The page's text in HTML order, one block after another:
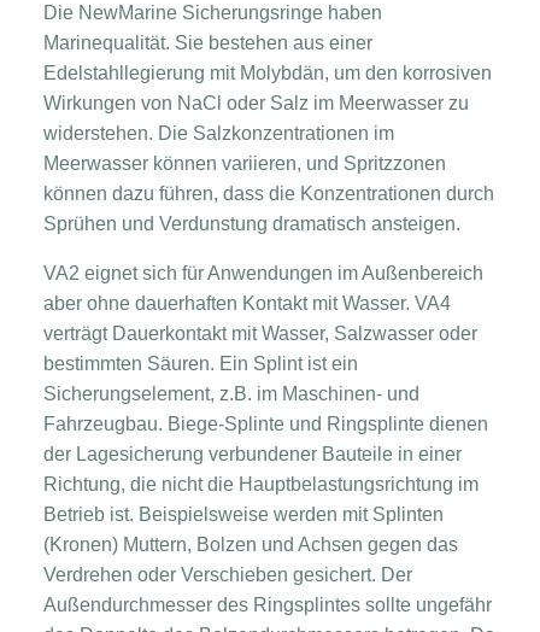
Die NewMarine Sicherungsringe haben
Marinequalität. Sie bestehen aus einer
Edelstahllegierung mit Molybdän, um den korrosiven
Wirkungen von NaCl oder Salz im Meerwasser zu
widerstehen. Die Salzkonzentrationen im
Meerwasser können variieren, und Spritzzonen
können dazu führen, dass die Konzentrationen durch
Sprühen und Verdunstung dramatisch ansteigen.
VA2 eignet sich für Anwendungen im Außenbereich
aber ohne dauerhaften Kontakt mit Wasser. VA4
verträgt Dauerkontakt mit Wasser, Salzwasser oder
bestimmten Säuren. Ein Splint ist ein
Sicherungselement, z.B. im Maschinen- und
Fahrzeugbau. Biege-Splinte und Ringsplinte dienen
der Lagesicherung verbundener Bauteile in einer
Richtung, die nicht die Hauptbelastungsrichtung im
Betrieb ist. Beispielsweise werden mit Splinten
(Kronen) Muttern, Bolzen und Achsen gegen das
Verdrehen oder Verschieben gesichert. Der
Außendurchmesser des Ringsplintes sollte ungefähr